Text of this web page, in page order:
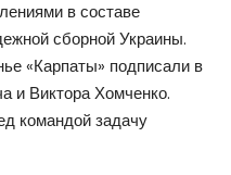
в составе
сборной Украины.
«Карпаты» подписали в
и Виктора Хомченко.
командой задачу